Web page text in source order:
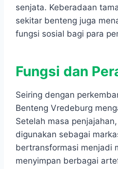
senjata. Keberadaan
sekitar benteng juga
fungsi sosial bagi para
Fungsi dan
Seiring dengan
Benteng Vredeburg
Setelah masa
digunakan sebagai
bertransformasi menjadi
menyimpan berbagai